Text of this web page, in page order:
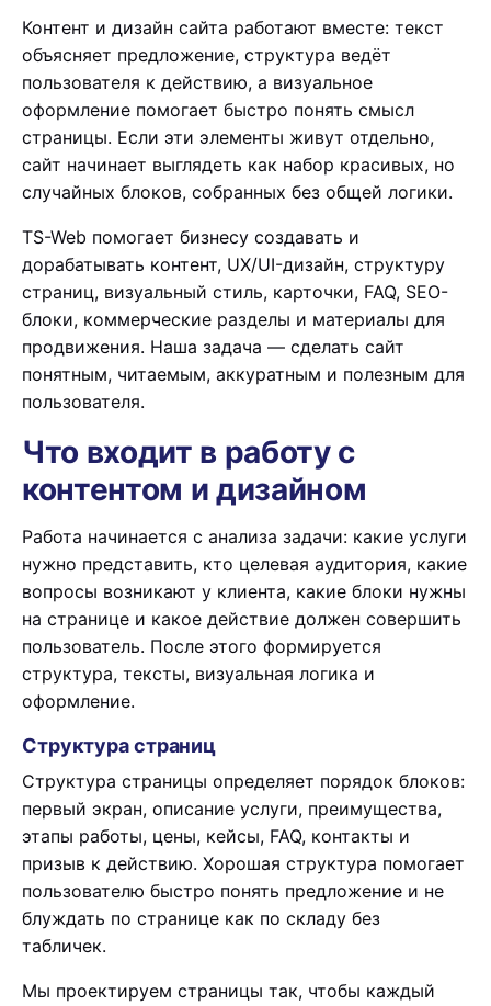
Контент и дизайн сайта работают вместе: текст
объясняет предложение, структура ведёт
пользователя к действию, а визуальное
оформление помогает быстро понять смысл
страницы. Если эти элементы живут отдельно,
сайт начинает выглядеть как набор красивых, но
случайных блоков, собранных без общей логики.
TS-Web помогает бизнесу создавать и
дорабатывать контент, UX/UI-дизайн, структуру
страниц, визуальный стиль, карточки, FAQ, SEO-
блоки, коммерческие разделы и материалы для
продвижения. Наша задача — сделать сайт
понятным, читаемым, аккуратным и полезным для
пользователя.
Что входит в работу с
контентом и дизайном
Работа начинается с анализа задачи: какие услуги
нужно представить, кто целевая аудитория, какие
вопросы возникают у клиента, какие блоки нужны
на странице и какое действие должен совершить
пользователь. После этого формируется
структура, тексты, визуальная логика и
оформление.
Структура страниц
Структура страницы определяет порядок блоков:
первый экран, описание услуги, преимущества,
этапы работы, цены, кейсы, FAQ, контакты и
призыв к действию. Хорошая структура помогает
пользователю быстро понять предложение и не
блуждать по странице как по складу без
табличек.
Мы проектируем страницы так, чтобы каждый